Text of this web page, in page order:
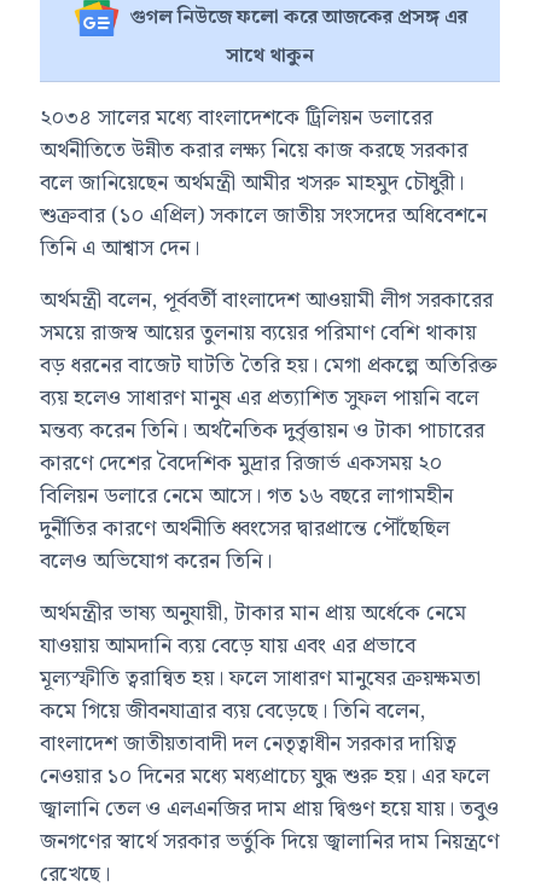
গুগল নিউজে ফলো করে আজকের প্রসঙ্গ এর
সাথে থাকুন
২০৩৪ সালের মধ্যে বাংলাদেশকে ট্রিলিয়ন ডলারের
অর্থনীতিতে উন্নীত করার লক্ষ্য নিয়ে কাজ করছে সরকার
বলে জানিয়েছেন অর্থমন্ত্রীআমীর খসরু মাহমুদ চৌধুরী।
শুক্রবার (১০ এপ্রিল) সকালে জাতীয় সংসদের অধিবেশনে
তিনি এ আশ্বাস দেন।
অর্থমন্ত্রী বলেন, পূর্ববর্তীবাংলাদেশ আওয়ামী লীগসরকারের
সময়ে রাজস্ব আয়ের তুলনায় ব্যয়ের পরিমাণ বেশি থাকায়
বড় ধরনের বাজেট ঘাটতি তৈরি হয়। মেগা প্রকল্পে অতিরিক্ত
ব্যয় হলেও সাধারণ মানুষ এর প্রত্যাশিত সুফল পায়নি বলে
মন্তব্য করেন তিনি। অর্থনৈতিক দুর্বৃত্তায়ন ও টাকা পাচারের
কারণে দেশের বৈদেশিক মুদ্রার রিজার্ভ একসময় ২০
বিলিয়ন ডলারে নেমে আসে। গত ১৬ বছরে লাগামহীন
দুর্নীতির কারণে অর্থনীতি ধ্বংসের দ্বারপ্রান্তে পৌঁছেছিল
বলেও অভিযোগ করেন তিনি।
অর্থমন্ত্রীর ভাষ্য অনুযায়ী, টাকার মান প্রায় অর্ধেকে নেমে
যাওয়ায় আমদানি ব্যয় বেড়ে যায় এবং এর প্রভাবে
মূল্যস্ফীতি ত্বরান্বিত হয়। ফলে সাধারণ মানুষের ক্রয়ক্ষমতা
কমে গিয়ে জীবনযাত্রার ব্যয় বেড়েছে। তিনি বলেন,
বাংলাদেশ জাতীয়তাবাদী দলনেতৃত্বাধীন সরকার দায়িত্ব
নেওয়ার ১০ দিনের মধ্যে মধ্যপ্রাচ্যে যুদ্ধ শুরু হয়। এর ফলে
জ্বালানি তেল ও এলএনজির দাম প্রায় দ্বিগুণ হয়ে যায়। তবুও
জনগণের স্বার্থে সরকার ভর্তুকি দিয়ে জ্বালানির দাম নিয়ন্ত্রণে
রেখেছে।